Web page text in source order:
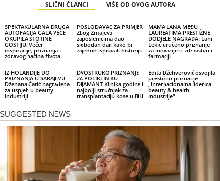
SLIČNI ČLANCI VIŠE OD OVOG AUTORA
SPEKTAKULARNA DRUGA
AUTOFAGIJA GALA VEČE
OKUPILA STOTINE
GOSTIJU: Večer
inspiracije, priznanja i
zdravog načina života
POSLODAVAC ZA PRIMJER
Zbog Zmajeva
zaposlenicima dao
slobodan dan kako bi
zajedno ispisivali historiju
MAMA LANA MEĐU
LAUREATIMA PRESTIŽNE
DODJELE NAGRADA: Lani
Lekić uručeno priznanje
za inovacije u zdravstvu i
farmaciji
IZ HOLANDIJE DO
PRIZNANJA U SARAJEVU
Dženana Ćatić nagrađena
za uspjeh u beauty
industriji
DVOSTRUKO PRIZNANJE
ZA POLIKLINIKU
DIJAMANT Klinika godine i
najbolji stručnjak za
transplantaciju kose u BiH
Edita Džehverović osvojila
prestižno priznanje
„Internacionalna liderica
beauty & health
industrije“